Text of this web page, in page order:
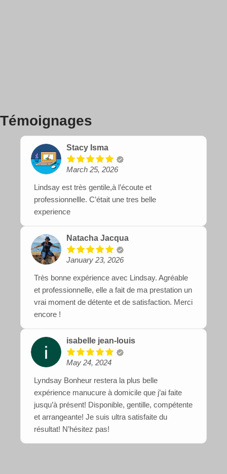
Témoignages
Stacy Isma
March 25, 2026
Lindsay est très gentile,à l’écoute et
professionnellle. C’était une tres belle
experience
Natacha Jacqua
January 23, 2026
Très bonne expérience avec Lindsay. Agréable
et professionnelle, elle a fait de ma prestation un
vrai moment de détente et de satisfaction. Merci
encore !
isabelle jean-louis
May 24, 2024
Lyndsay Bonheur restera la plus belle
expérience manucure à domicile que j’ai faite
jusqu’à présent! Disponible, gentille, compétente
et arrangeante! Je suis ultra satisfaite du
résultat! N’hésitez pas!